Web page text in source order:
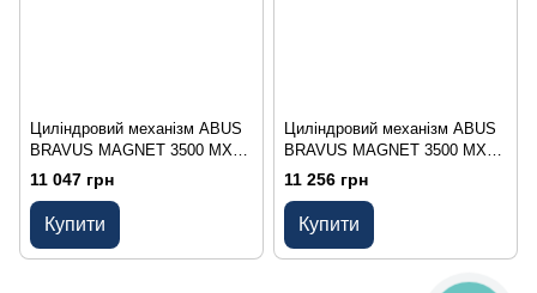
Циліндровий механізм ABUS
BRAVUS MAGNET 3500 MX
55/55 - ключ/тумблер
11 047 грн
Купити
Циліндровий механізм ABUS
BRAVUS MAGNET 3500 MX
55/60 - ключ/тумблер
11 256 грн
Купити